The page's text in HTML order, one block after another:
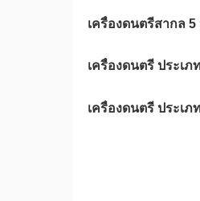
เครื่องดนตรีสากล 5
เครื่องดนตรี ประเภ
เครื่องดนตรี ประเภ